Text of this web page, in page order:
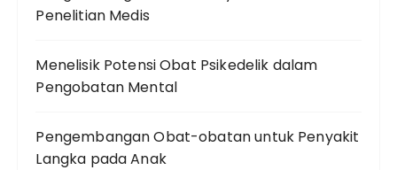
Penelitian Medis
Menelisik Potensi Obat Psikedelik dalam
Pengobatan Mental
Pengembangan Obat-obatan untuk Penyakit
Langka pada Anak